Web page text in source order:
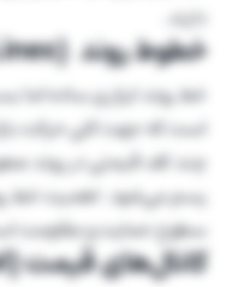
دارند.
خطوط روند (Trend Lines)
خط روند ابزاری ساده اما
است که جهت کلی حرکت
چند کف قیمتی در روند
رسم می‌شود. اهمیت خط
سطوح حمایت و مقاومت
کانال‌های قیمت (Price Channel)